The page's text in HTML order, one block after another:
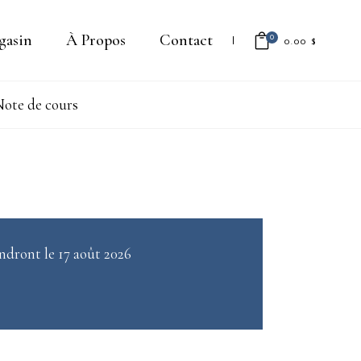
À Propos Contact 0 0.00 $
de cours
le 17 août 2026